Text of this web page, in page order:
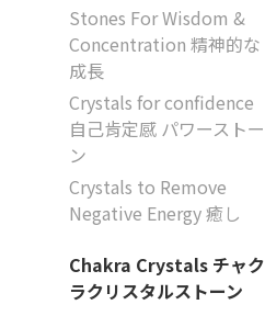
Stones For Wisdom &
Concentration 精神的な
成長
Crystals for confidence
自己肯定感 パワーストー
ン
Crystals to Remove
Negative Energy 癒し
Chakra Crystals チャク
ラクリスタルストーン